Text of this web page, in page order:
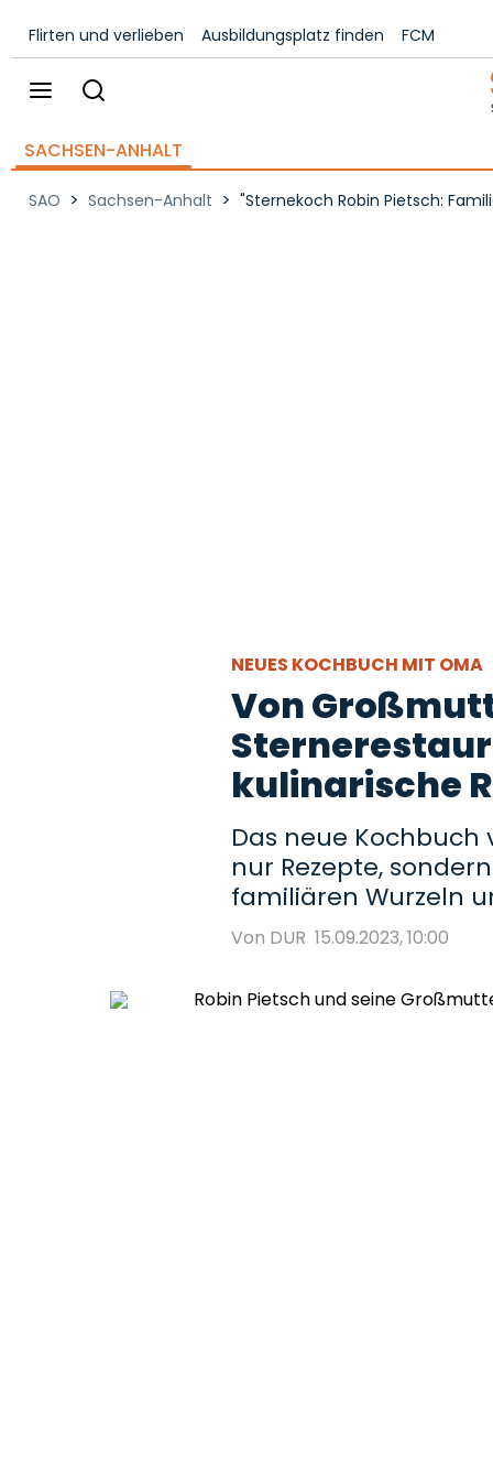
Flirten und verlieben Ausbildungsplatz finden FCM
SACHSEN-ANHALT
SAO > Sachsen-Anhalt > "Sternekoch Robin Pietsch:
NEUES KOCHBUCH MIT OMA
Von
kulinarische
Das neue Kochbuch
nur Rezepte,
familiären Wurzeln
Von DUR 15.09.2023, 10:00